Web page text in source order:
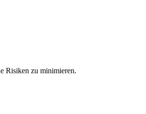
Risiken zu minimieren.